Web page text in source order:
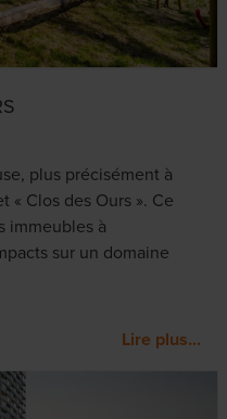
plus précisément à
« Clos des Ours ». Ce
immeubles à
sur un domaine
Lire plus...